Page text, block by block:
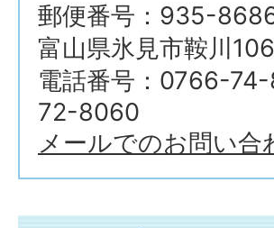
郵便番号：935-
富山県氷見市鞍川
電話番号：0766-
72-8060
メールでのお問い合